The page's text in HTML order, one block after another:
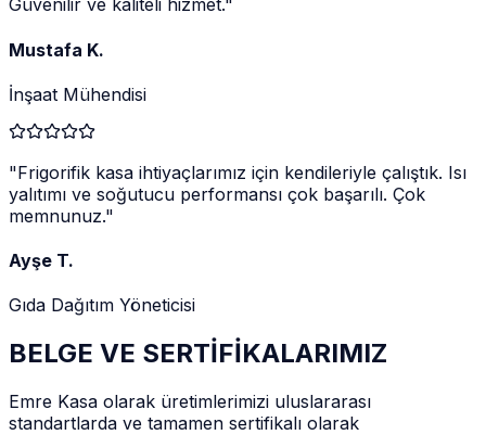
Güvenilir ve kaliteli hizmet."
Mustafa K.
İnşaat Mühendisi
"Frigorifik kasa ihtiyaçlarımız için kendileriyle çalıştık. Isı
yalıtımı ve soğutucu performansı çok başarılı. Çok
memnunuz."
Ayşe T.
Gıda Dağıtım Yöneticisi
BELGE VE SERTİFİKALARIMIZ
Emre Kasa olarak üretimlerimizi uluslararası
standartlarda ve tamamen sertifikalı olarak